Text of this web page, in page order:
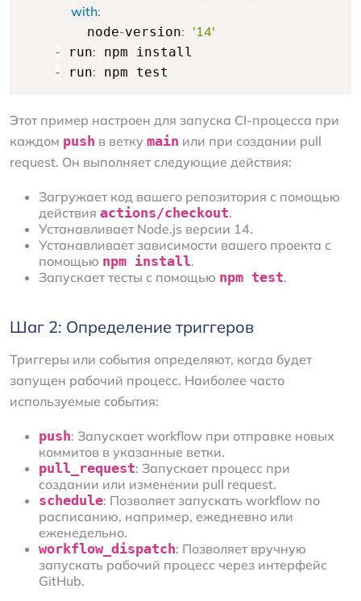
with:
        node
-version: '14'
- run: npm install
- run: npm test
Этот пример настроен для запуска CI-процесса при
каждом push в ветку main или при создании pull
request. Он выполняет следующие действия:
Загружает код вашего репозитория с помощью
действия actions/checkout.
Устанавливает Node.js версии 14.
Устанавливает зависимости вашего проекта с
помощью npm install.
Запускает тесты с помощью npm test.
Шаг 2: Определение триггеров
Триггеры или события определяют, когда будет
запущен рабочий процесс. Наиболее часто
используемые события:
push: Запускает workflow при отправке новых
коммитов в указанные ветки.
pull_request: Запускает процесс при
создании или изменении pull request.
schedule: Позволяет запускать workflow по
расписанию, например, ежедневно или
еженедельно.
workflow_dispatch: Позволяет вручную
запускать рабочий процесс через интерфейс
GitHub.